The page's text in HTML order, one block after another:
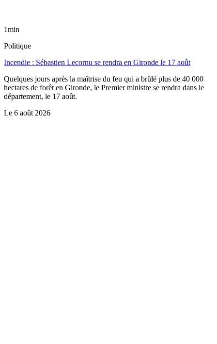
1min
Politique
Incendie : Sébastien Lecornu se rendra en Gironde le 17 août
Quelques jours après la maîtrise du feu qui a brûlé plus de 40 000
hectares de forêt en Gironde, le Premier ministre se rendra dans le
département, le 17 août.
Le 6 août 2026